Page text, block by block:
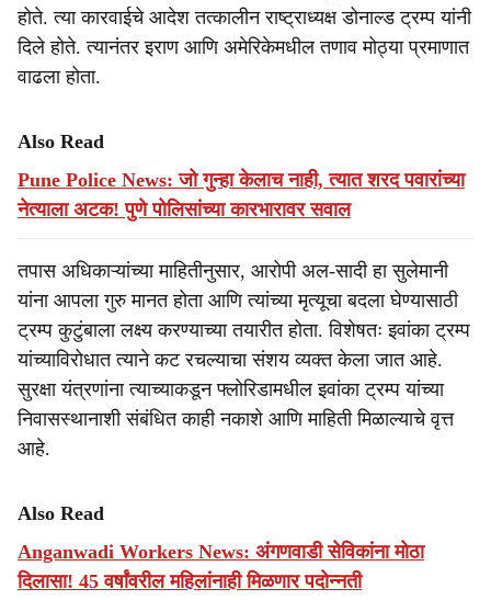
होते. त्या कारवाईचे आदेश तत्कालीन राष्ट्राध्यक्ष डोनाल्ड ट्रम्प यांनी
दिले होते. त्यानंतर इराण आणि अमेरिकेमधील तणाव मोठ्या प्रमाणात
वाढला होता.
Also Read
Pune Police News: जो गुन्हा केलाच नाही, त्यात शरद पवारांच्या
नेत्याला अटक! पुणे पोलिसांच्या कारभारावर सवाल
तपास अधिकाऱ्यांच्या माहितीनुसार, आरोपी अल-सादी हा सुलेमानी
यांना आपला गुरु मानत होता आणि त्यांच्या मृत्यूचा बदला घेण्यासाठी
ट्रम्प कुटुंबाला लक्ष्य करण्याच्या तयारीत होता. विशेषतः इवांका ट्रम्प
यांच्याविरोधात त्याने कट रचल्याचा संशय व्यक्त केला जात आहे.
सुरक्षा यंत्रणांना त्याच्याकडून फ्लोरिडामधील इवांका ट्रम्प यांच्या
निवासस्थानाशी संबंधित काही नकाशे आणि माहिती मिळाल्याचे वृत्त
आहे.
Also Read
Anganwadi Workers News: अंगणवाडी सेविकांना मोठा
दिलासा! 45 वर्षांवरील महिलांनाही मिळणार पदोन्नती